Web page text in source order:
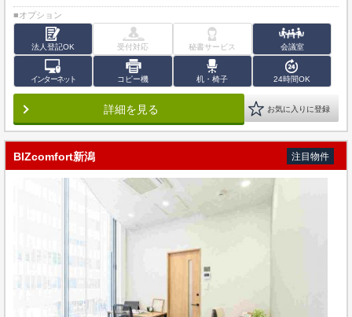
■オプション
法人登記OK 受付対応 秘書サービス 会議室
インターネット コピー機 机・椅子 24時間OK
詳細を見る お気に入りに登録
BIZcomfort新潟 注目物件